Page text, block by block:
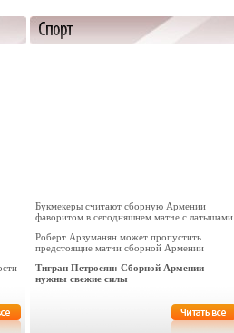
Букмекеры считают сборную Армении
фаворитом в сегодняшнем матче с латышами
Роберт Арзуманян может пропустить
предстоящие матчи сборной Армении
Тигран Петросян: Сборной Армении
нужны свежие силы